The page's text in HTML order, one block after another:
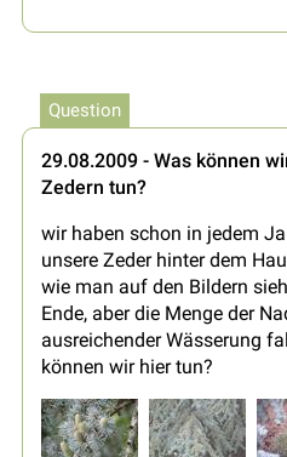
Question
29.08.2009 - Was können
Zedern tun?
wir haben schon in jedem
unsere Zeder hinter dem
wie man auf den Bildern
Ende, aber die Menge der
ausreichender Wässerung
können wir hier tun?